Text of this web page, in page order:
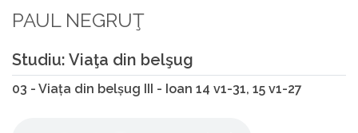
PAUL NEGRUŢ
Studiu: Viaţa din belşug
03 - Viața din belșug III - Ioan 14 v1-31, 15 v1-27